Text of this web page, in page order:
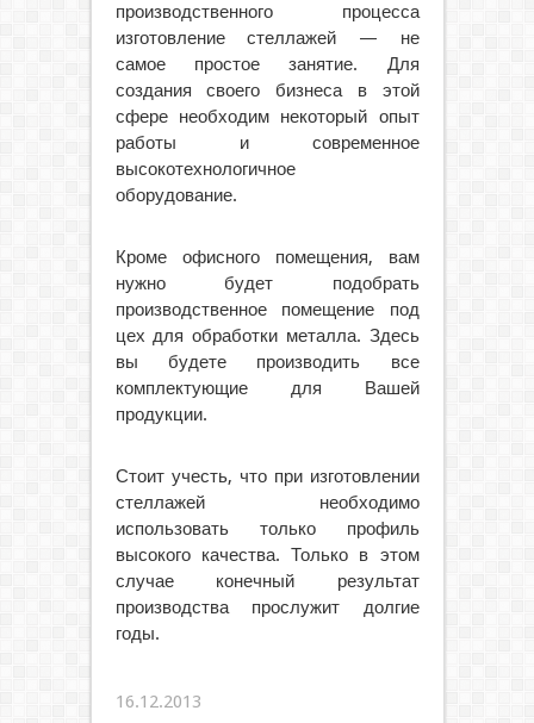
производственного процесса
изготовление стеллажей — не
самое простое занятие. Для
создания своего бизнеса в этой
сфере необходим некоторый опыт
работы и современное
высокотехнологичное
оборудование.
Кроме офисного помещения, вам
нужно будет подобрать
производственное помещение под
цех для обработки металла. Здесь
вы будете производить все
комплектующие для Вашей
продукции.
Стоит учесть, что при изготовлении
стеллажей необходимо
использовать только профиль
высокого качества. Только в этом
случае конечный результат
производства прослужит долгие
годы.
16.12.2013